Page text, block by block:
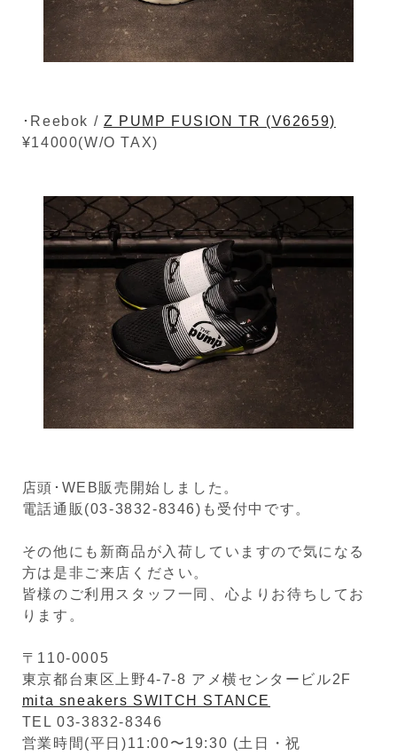
･Reebok / Z PUMP FUSION TR (V62659)
¥14000(W/O TAX)
店頭･WEB販売開始しました。
電話通販(03-3832-8346)も受付中です。
その他にも新商品が入荷していますので気になる
方は是非ご来店ください。
皆様のご利用スタッフ一同、心よりお待ちしてお
ります。
〒110-0005
東京都台東区上野4-7-8 アメ横センタービル2F
mita sneakers SWITCH STANCE
TEL 03-3832-8346
営業時間(平日)11:00〜19:30 (土日・祝